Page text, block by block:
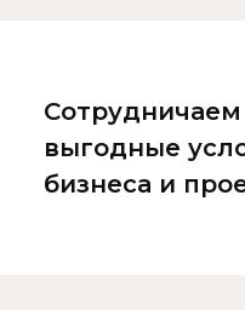
выгодные
бизнеса и